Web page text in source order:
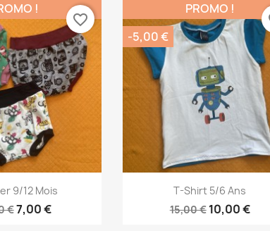
rapide
9/12 Mois
€7,00 €
!
favorite_border
Aperçu rapide
T-Shirt 5/6 Ans
15,00 € 10,00 €
PROMO !
-5,00 €